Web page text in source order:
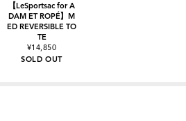
【LeSportsac for A
DAM ET ROPÉ】M
ED REVERSIBLE TO
TE
¥14,850
SOLD OUT